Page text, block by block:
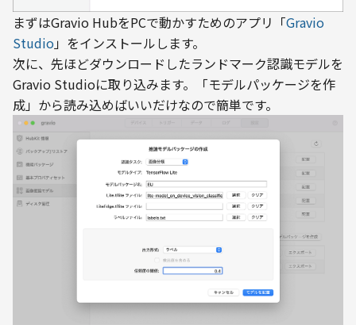
まずはGravio HubをPCで動かすためのアプリ「Gravio
Studio」をインストールします。
次に、先ほどダウンロードしたランドマーク認識モデルを
Gravio Studioに取り込みます。「モデルパッケージを作
成」から読み込めばいいだけなので簡単です。